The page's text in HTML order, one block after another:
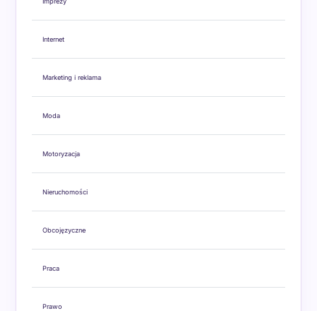
Internet
Marketing i reklama
Moda
Motoryzacja
Nieruchomości
Obcojęzyczne
Praca
Prawo